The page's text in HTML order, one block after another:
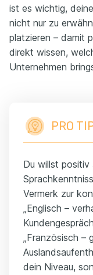
ist es wichtig,
nicht nur zu
platzieren – damit
direkt wissen,
Unternehmen
PRO
Du willst positiv
Vermerk zur
„Englisch –
„Französisch –
dein Niveau,